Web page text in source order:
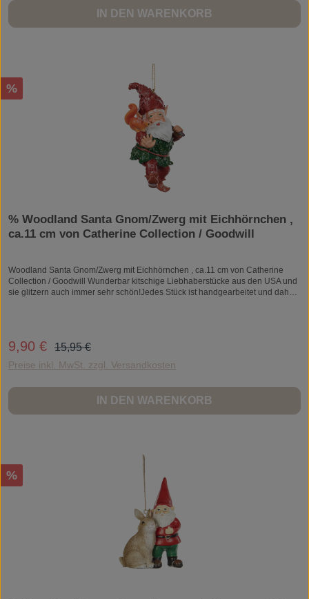
IN DEN WARENKORB
Rabatt
%
% Woodland Santa Gnom/Zwerg mit Eichhörnchen ,
ca.11 cm von Catherine Collection / Goodwill
Woodland Santa Gnom/Zwerg mit Eichhörnchen , ca.11 cm von Catherine
Collection / Goodwill Wunderbar kitschige Liebhaberstücke aus den USA und
sie glitzern auch immer sehr schön!Jedes Stück ist handgearbeitet und daher
Verkaufspreis:
9,90 € Regulärer Preis:
15,95 €
Preise inkl. MwSt. zzgl. Versandkosten
IN DEN WARENKORB
Rabatt
%